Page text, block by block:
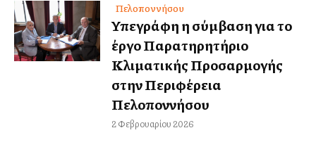
Πελοποννήσου
Υπεγράφη η σύμβαση για το
έργο Παρατηρητήριο
Κλιματικής Προσαρμογής
στην Περιφέρεια
Πελοποννήσου
2 Φεβρουαρίου 2026